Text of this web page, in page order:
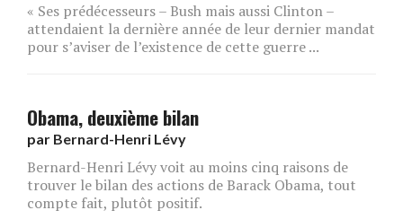
« Ses prédécesseurs – Bush mais aussi Clinton –
attendaient la dernière année de leur dernier mandat
pour s’aviser de l’existence de cette guerre ...
Obama, deuxième bilan
par Bernard-Henri Lévy
Bernard-Henri Lévy voit au moins cinq raisons de
trouver le bilan des actions de Barack Obama, tout
compte fait, plutôt positif.